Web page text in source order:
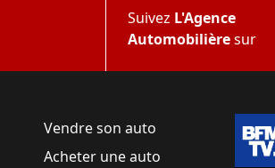
Suivez L'Agence
Automobilièresur
Vendre son auto
Acheter une auto